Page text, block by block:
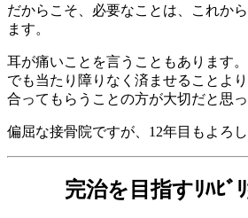
だからこそ、必要なことは、これか
ます。
耳が痛いことを言うこともあります。
でも当たり障りなく済ませることよ
合ってもらうことの方が大切だと思っ
偏屈な接骨院ですが、12年目もよろ
完治を目指すﾘﾊﾋﾞ